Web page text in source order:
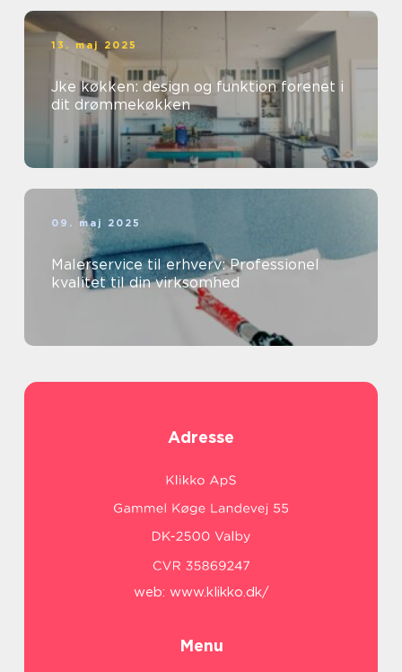
13. maj 2025
Jke køkken: design og funktion forenet i
dit drømmekøkken
09. maj 2025
Malerservice til erhverv: Professionel
kvalitet til din virksomhed
Adresse
web: www.klikko.dk/
Menu